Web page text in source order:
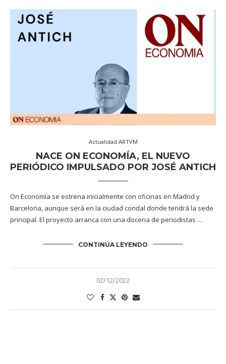
Actualidad ARTVM
NACE ON ECONOMÍA, EL NUEVO
PERIÓDICO IMPULSADO POR JOSÉ ANTICH
On Economía se estrena inicialmente con oficinas en Madrid y
Barcelona, aunque será en la ciudad condal donde tendrá la sede
principal. El proyecto arranca con una docena de periodistas …
CONTINÚA LEYENDO
02/12/2022